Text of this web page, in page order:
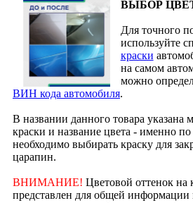
ВЫБОР
Для точного
используйте
краски
на самом
можно
ВИН кода автомобиля.
В названии данного товара указана
краски и название цвета - именно
необходимо выбирать краску для
царапин.
ВНИМАНИЕ! Цветовой оттенок на
представлен для общей информации